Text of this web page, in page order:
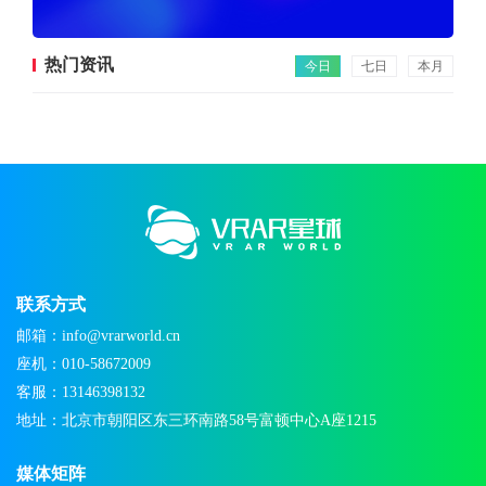
热门资讯 今日 七日 本月
联系方式
邮箱：info@vrarworld.cn
座机：010-58672009
客服：13146398132
地址：北京市朝阳区东三环南路58号富顿中心A座1215
媒体矩阵